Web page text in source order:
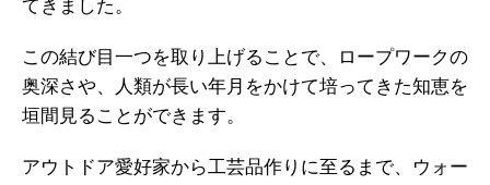
てきました。
この結び目一つを取り上げることで、ロープワークの
奥深さや、人類が長い年月をかけて培ってきた知恵を
垣間見ることができます。
アウトドア愛好家から工芸品作りに至るまで、ウォー